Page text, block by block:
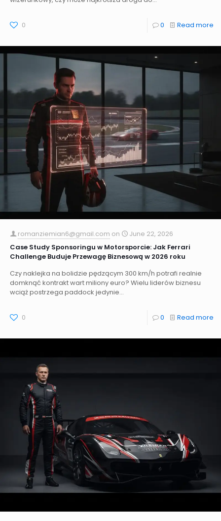
0 0 Read more
romanziemian6@gmail.com on
June 22, 2026
Case Study Sponsoringu w Motorsporcie: Jak Ferrari
Challenge Buduje Przewagę Biznesową w 2026 roku
Czy naklejka na bolidzie pędzącym 300 km/h potrafi realnie
domknąć kontrakt wart miliony euro? Wielu liderów biznesu
wciąż postrzega paddock jedynie...
0 0 Read more